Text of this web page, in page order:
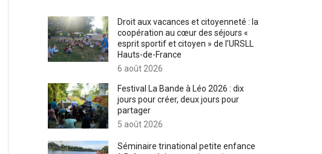
Droit aux vacances et citoyenneté : la
coopération au cœur des séjours «
esprit sportif et citoyen » de l’URSLL
Hauts-de-France
6 août 2026
Festival La Bande à Léo 2026 : dix
jours pour créer, deux jours pour
partager
5 août 2026
Séminaire trinational petite enfance